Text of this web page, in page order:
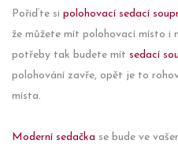
Pořiďte si polohovací sedací
že můžete mít polohovací místo i
potřeby tak budete mít sedací
polohování zavře, opět je to
místa.
Moderní sedačka se bude ve